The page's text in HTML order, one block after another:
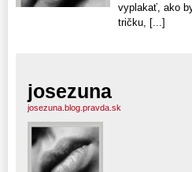
vyplakať, ako
tričku, [...]
josezuna
josezuna.blog.pravda.sk